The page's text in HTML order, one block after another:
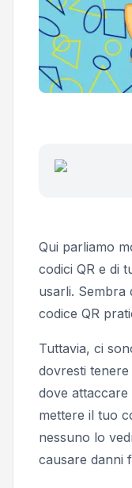
Qui parliamo
codici QR e di
usarli. Sembra
codice QR
Tuttavia, ci
dovresti
dove
mettere il tuo
nessuno lo
causare danni